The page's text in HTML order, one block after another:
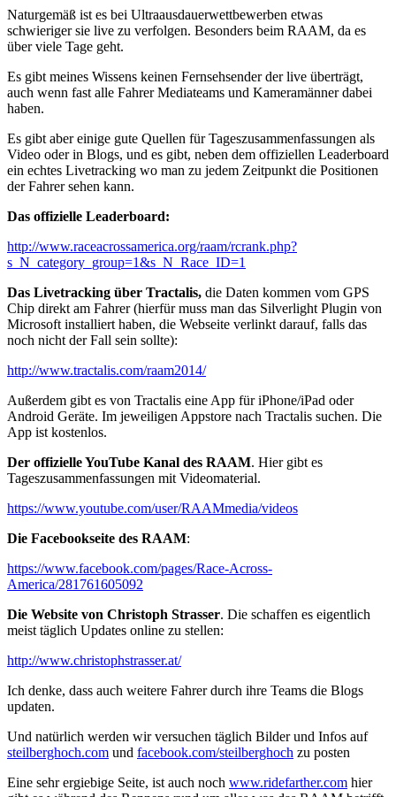
Naturgemäß ist es bei Ultraausdauerwettbewerben etwas
schwieriger sie live zu verfolgen. Besonders beim RAAM, da es
über viele Tage geht.
Es gibt meines Wissens keinen Fernsehsender der live überträgt,
auch wenn fast alle Fahrer Mediateams und Kameramänner dabei
haben.
Es gibt aber einige gute Quellen für Tageszusammenfassungen als
Video oder in Blogs, und es gibt, neben dem offiziellen Leaderboard
ein echtes Livetracking wo man zu jedem Zeitpunkt die Positionen
der Fahrer sehen kann.
Das offizielle Leaderboard:
http://www.raceacrossamerica.org/raam/rcrank.php?
s_N_category_group=1&s_N_Race_ID=1
Das Livetracking über Tractalis, die Daten kommen vom GPS
Chip direkt am Fahrer (hierfür muss man das Silverlight Plugin von
Microsoft installiert haben, die Webseite verlinkt darauf, falls das
noch nicht der Fall sein sollte):
http://www.tractalis.com/raam2014/
Außerdem gibt es von Tractalis eine App für iPhone/iPad oder
Android Geräte. Im jeweiligen Appstore nach Tractalis suchen. Die
App ist kostenlos.
Der offizielle YouTube Kanal des RAAM. Hier gibt es
Tageszusammenfassungen mit Videomaterial.
https://www.youtube.com/user/RAAMmedia/videos
Die Facebookseite des RAAM:
https://www.facebook.com/pages/Race-Across-
America/281761605092
Die Website von Christoph Strasser. Die schaffen es eigentlich
meist täglich Updates online zu stellen:
http://www.christophstrasser.at/
Ich denke, dass auch weitere Fahrer durch ihre Teams die Blogs
updaten.
Und natürlich werden wir versuchen täglich Bilder und Infos auf
steilberghoch.com und facebook.com/steilberghoch zu posten
Eine sehr ergiebige Seite, ist auch noch www.ridefarther.com hier